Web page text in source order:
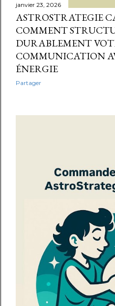
janvier 23, 2026
ASTROSTRATEGIE
COMMENT
DURABLEMENT
COMMUNICATION
ÉNERGIE
Partager